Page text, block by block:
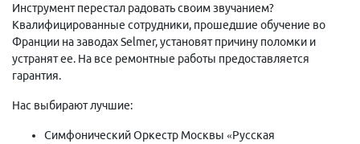
Инструмент перестал радовать своим звучанием?
Квалифицированные сотрудники, прошедшие обучение во
Франции на заводах Selmer, установят причину поломки и
устранят ее. На все ремонтные работы предоставляется
гарантия.
Нас выбирают лучшие:
Симфонический Оркестр Москвы «Русская